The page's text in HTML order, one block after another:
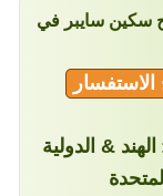
سكين سايبر في
الهند & الدولية